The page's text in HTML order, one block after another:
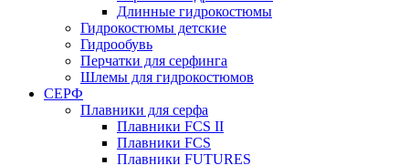
Длинные гидрокостюмы
Гидрокостюмы детские
Гидрообувь
Перчатки для серфинга
Шлемы для гидрокостюмов
СЕРФ
Плавники для серфа
Плавники FCS II
Плавники FCS
Плавники FUTURES